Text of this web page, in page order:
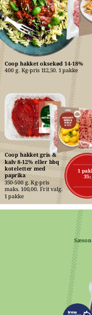
Coop hakket oksekød 14-18%
400 g. Kg-pris 112,50. 1 pakke
1
35,-
Coop hakket gris &
kalv 8-12% eller bbq
koteletter med
paprika
350-500 g. Kg-pris
maks. 100,00. Frit valg.
1 pakke